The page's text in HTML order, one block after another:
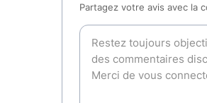
Partagez votre avis avec la